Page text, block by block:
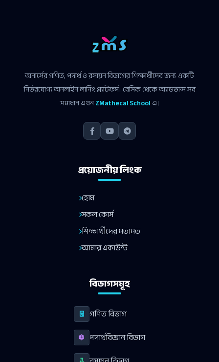
অনার্সের গণিত, পদার্থ ও রসায়ন বিভাগের শিক্ষার্থীদের জন্য একটি
নির্ভরযোগ্য অনলাইন লার্নিং প্ল্যাটফর্ম। বেসিক থেকে অ্যাডভান্স সব
সমাধান এখনZMathecal Schoolএ।
প্রয়োজনীয় লিংক
হোম
সকল কোর্স
শিক্ষার্থীদের মতামত
আমার একাউন্ট
বিভাগসমূহ
গণিত বিভাগ
পদার্থবিজ্ঞান বিভাগ